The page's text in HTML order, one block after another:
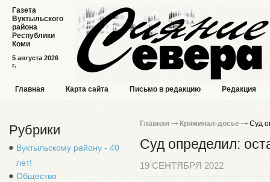
5 августа 2026
г.
Газета
Вуктыльского
района
Республики
Коми
Главная Карта сайта Письмо в редакцию Редакция
Рубрики
Вуктыльскому району - 40
лет!
Общество
Главная Криминал-досье Суд
Суд определил:
19 СЕНТЯБРЯ 2022